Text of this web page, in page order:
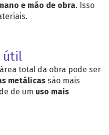
e mão de obra. Isso
útil
total da obra pode ser
metálicas são mais
de um uso mais